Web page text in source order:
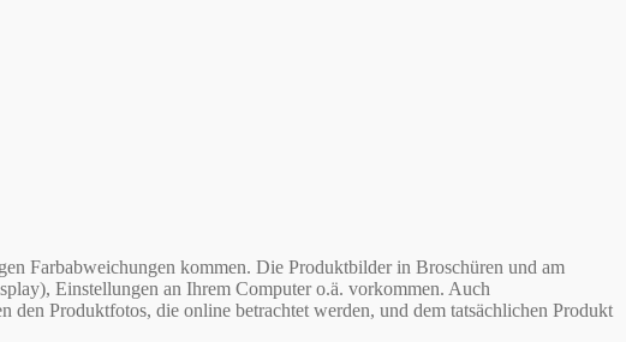
Farbabweichungen kommen. Die Produktbilder in Broschüren und am
Einstellungen an Ihrem Computer o.ä. vorkommen. Auch
Produktfotos, die online betrachtet werden, und dem tatsächlichen Produkt